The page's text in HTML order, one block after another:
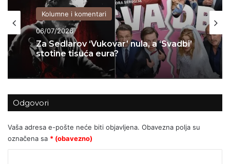
Kolumne i komentari
06/07/2026
Za Sedlarov ‘Vukovar’ nula, a ‘Svadbi’
stotine tisuća eura?
Odgovori
Vaša adresa e-pošte neće biti objavljena. Obavezna polja su
označena sa * (obavezno)